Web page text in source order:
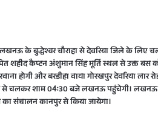
ने लखनऊ के बुद्धेश्वर चौराहा से देवरिया जिले के
शहीद कैप्टन अंशुमान सिंह मूर्ति स्थल से उक्त बस
होगी और बरडीहा वाया गोरखपुर देवरिया
बजे से चलकर शाम 04ः30 बजे लखनऊ पहुंचेगी।
संचालन कानपुर से किया जायेगा।